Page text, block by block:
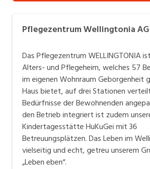
Verkauf, Handel, Kundenberatung,
Aussendienst
Sicherheit, Rettung, Polizei, Zoll
Das Pflegezentrum WELLINGTONIA ist
Alters- und Pflegeheim, welches 54
eigenen Wohnraum Geborgenheit gibt.
bietet, auf drei Stationen verteilt,
Bedürfnisse der Bewohnenden
den Betrieb integriert ist zudem unsere
Kindertagesstätte HuKuGei mit 36
Betreuungsplätzen. Das Leben im
vielseitig und echt, getreu unserem
eben“.
Pflegezentrum Wellingtonia AG
Das Pflegezentrum WELLINGTONIA
Alters- und Pflegeheim, welches 57
im eigenen Wohnraum Geborgenheit
Haus bietet, auf drei Stationen
Bedürfnisse der Bewohnenden
den Betrieb integriert ist zudem
Kindertagesstätte HuKuGei mit 36
Betreuungsplätzen. Das Leben im
vielseitig und echt, getreu unserem
„Leben eben“.